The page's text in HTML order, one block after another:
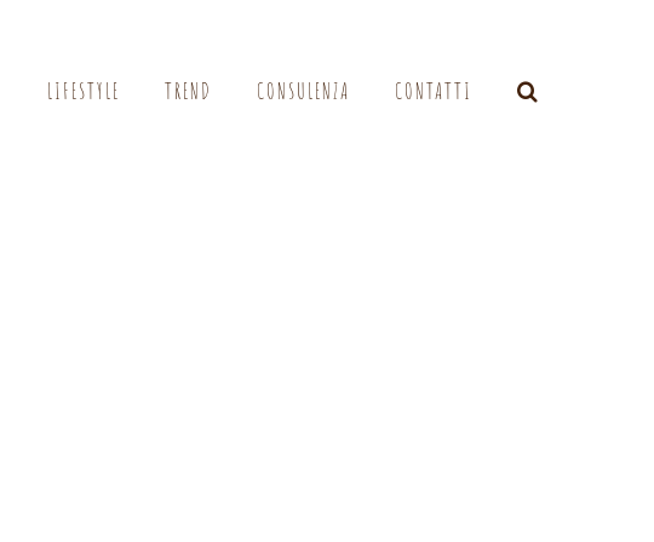
LIFESTYLE TREND CONSULENZA CONTATTI